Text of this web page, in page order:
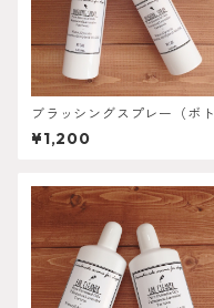
ブラッシングスプレー（ボト
ル）
¥1,200